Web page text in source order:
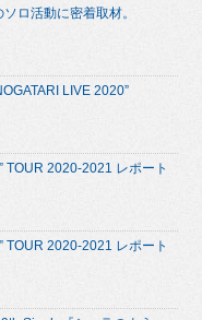
ロ活動に密着取材。
LIVE 2020”
TOUR 2020-2021 レポート
TOUR 2020-2021 レポート